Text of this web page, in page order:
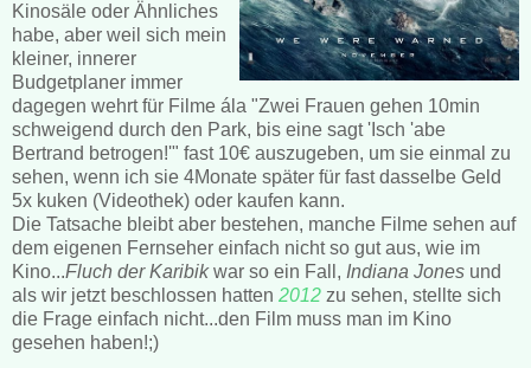
Kinosäle oder Ähnliches
habe, aber weil sich mein
kleiner, innerer
Budgetplaner immer
dagegen wehrt für Filme ála "Zwei Frauen gehen 10min
schweigend durch den Park, bis eine sagt 'Isch 'abe
Bertrand betrogen!'" fast 10€ auszugeben, um sie einmal zu
sehen, wenn ich sie 4Monate später für fast dasselbe Geld
5x kuken (Videothek) oder kaufen kann.
Die Tatsache bleibt aber bestehen, manche Filme sehen auf
dem eigenen Fernseher einfach nicht so gut aus, wie im
Kino...Fluch der Karibikwar so ein Fall, Indiana Jones und
als wir jetzt beschlossen hatten 2012 zu sehen, stellte sich
die Frage einfach nicht...den Film muss man im Kino
gesehen haben!;)